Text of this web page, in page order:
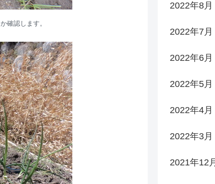
確認します。
2022年8月
2022年7月
2022年6月
2022年5月
2022年4月
2022年3月
2021年12月